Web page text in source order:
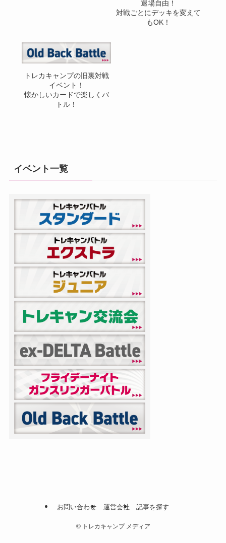
退場自由！
対戦ごとにデッキを変えて
もOK！
トレカキャンプの旧裏対戦
イベント！
懐かしいカードで楽しくバ
トル！
イベント一覧
お問い合わせ 運営会社 記事を探す
©トレカキャンプ メディア